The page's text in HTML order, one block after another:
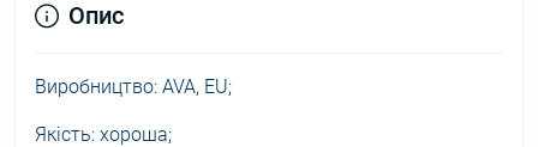
Опис
Виробництво: AVA, EU;
Якість: хороша;